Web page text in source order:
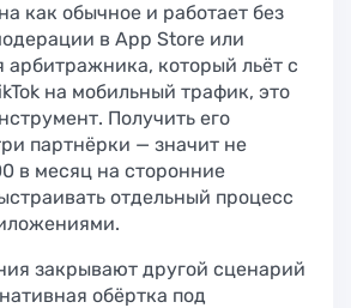
как обычное и работает без
в App Store или
арбитражника, который льёт с
на мобильный трафик, это
Получить его
партнёрки — значит не
в месяц на сторонние
отдельный процесс
закрывают другой сценарий
обёртка под